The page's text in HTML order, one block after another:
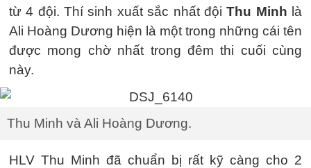
từ 4 đội. Thí sinh xuất sắc nhất độiThu Minh là
Ali Hoàng Dương hiện là một trong những cái tên
được mong chờ nhất trong đêm thi cuối cùng
này.
Thu Minh và Ali Hoàng Dương.
HLV Thu Minh đã chuẩn bị rất kỹ càng cho 2